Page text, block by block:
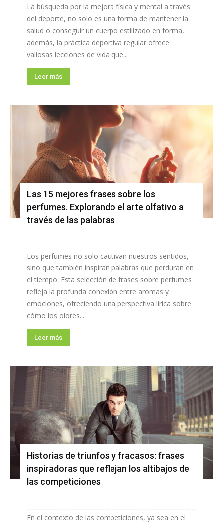
La búsqueda por la mejora física y mental a través
del deporte, no solo es una forma de mantener la
salud o conseguir un cuerpo estilizado en forma,
además, la práctica deportiva regular ofrece
valiosas lecciones de vida que...
Leer más
Las 15 mejores frases sobre los
perfumes. Explorando el arte olfativo a
través de las palabras
Los perfumes no solo cautivan nuestros sentidos,
sino que también inspiran palabras que perduran en
el tiempo. Esta selección de frases sobre perfumes
refleja la profunda conexión entre aromas y
emociones, ofreciendo una perspectiva lírica sobre
cómo los olores...
Leer más
Historias de triunfos y fracasos: frases
inspiradoras que reflejan los altibajos de
las competiciones
En el contexto de las competiciones, ya sea en el